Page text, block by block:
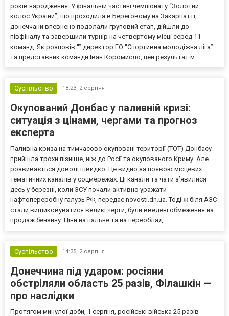
років народження. У фінальній частині чемпіонату “Золотий
колос України”, що проходила в Береговому на Закарпатті,
донеччани впевнено подолали груповий етап, дійшли до
півфіналу та завершили турнір на четвертому місці серед 11
команд. Як розповів “” директор ГО “Спортивна молодіжна ліга”
та представник команди Іван Коромисло, цей результат м...
Суспільство 18:23, 2 серпня
Окупований Донбас у паливній кризі:
ситуація з цінами, чергами та прогноз
експерта
Паливна криза на тимчасово окуповані території (ТОТ) Донбасу
прийшла трохи пізніше, ніж до Росії та окупованого Криму. Але
розвивається доволі швидко. Це видно за появою місцевих
тематичних каналів у соцмережах. Ці канали та чати з’явилися
десь у березні, коли ЗСУ почали активно уражати
нафтопереробну галузь РФ, передає novosti.dn.ua. Тоді ж біля АЗС
стали вишиковуватися великі черги, були введені обмеження на
продаж бензину. Ціни на пальне та на переоблад...
Суспільство 14:35, 2 серпня
Донеччина під ударом: росіяни
обстріляли область 25 разів, Філашкін —
про наслідки
Протягом минулої доби, 1 серпня, російські війська 25 разів